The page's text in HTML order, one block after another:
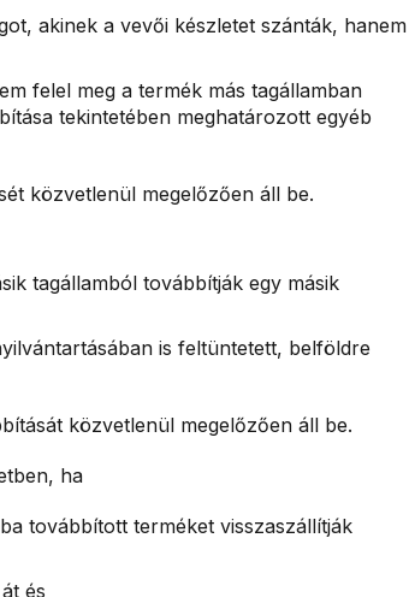
akinek a vevői készletet szánták, hanem
felel meg a termék más tagállamban
tekintetében meghatározott egyéb
közvetlenül megelőzően áll be.
tagállamból továbbítják egy másik
is feltüntetett, belföldre
közvetlenül megelőzően áll be.
ha
továbbított terméket visszaszállítják
és